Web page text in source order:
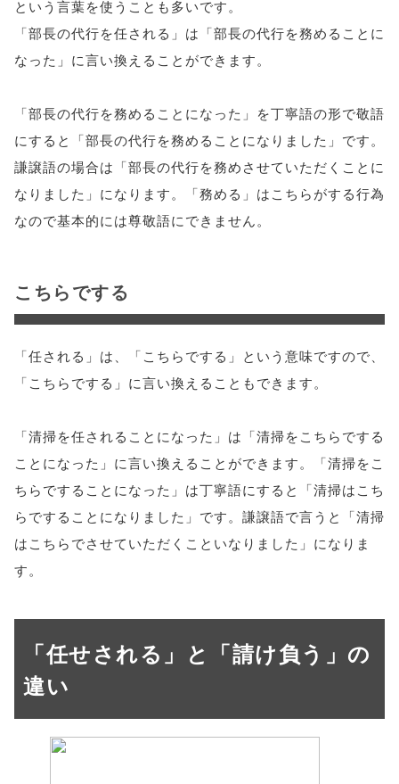
という言葉を使うことも多いです。
「部長の代行を任される」は「部長の代行を務めることに
なった」に言い換えることができます。
「部長の代行を務めることになった」を丁寧語の形で敬語
にすると「部長の代行を務めることになりました」です。
謙譲語の場合は「部長の代行を務めさせていただくことに
なりました」になります。「務める」はこちらがする行為
なので基本的には尊敬語にできません。
こちらでする
「任される」は、「こちらでする」という意味ですので、
「こちらでする」に言い換えることもできます。
「清掃を任されることになった」は「清掃をこちらでする
ことになった」に言い換えることができます。「清掃をこ
ちらですることになった」は丁寧語にすると「清掃はこち
らですることになりました」です。謙譲語で言うと「清掃
はこちらでさせていただくこといなりました」になりま
す。
「任せされる」と「請け負う」の
違い